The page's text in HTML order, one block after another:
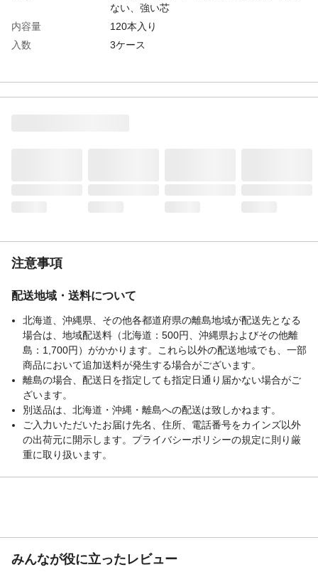
ない、強い芯
内容量
120本入り
入数
3ケース
芯の濃度
2B
注意事項
配送地域・送料について
北海道、沖縄県、その他各都道府県の離島地域が配送先となる
場合は、地域配送料（北海道：500円、沖縄県およびその他離
島：1,700円）がかかります。これら以外の配送地域でも、一部
商品において追加送料が発生する場合がございます。
離島の場合、配送日を指定しても指定日通り届かない場合がご
ざいます。
別送品は、北海道・沖縄・離島への配送は致しかねます。
ご入力いただいたお届け先名、住所、電話番号をカインズ以外
の出荷元に開示します。プライバシーポリシーの規定に則り厳
重に取り扱います。
みんなが役に立ったレビュー